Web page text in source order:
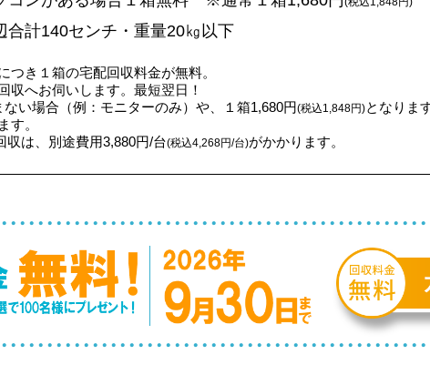
合計140センチ・重量20㎏以下
き１箱の宅配回収料金が無料。
へお伺いします。最短翌日！
い場合（例：モニターのみ）や、１箱1,680円(税込1,848円)となります
す。
は、別途費用3,880円/台(税込4,268円/台)がかかります。